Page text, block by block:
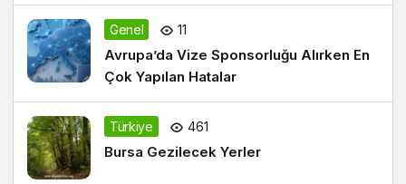
Genel 11
Avrupa’da Vize Sponsorluğu Alırken En
Çok Yapılan Hatalar
Türkiye 461
Bursa Gezilecek Yerler